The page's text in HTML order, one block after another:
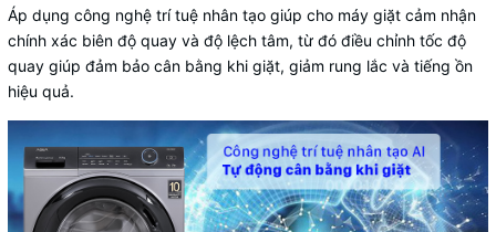
Áp dụng công nghệ trí tuệ nhân tạo giúp cho máy giặt cảm nhận
chính xác biên độ quay và độ lệch tâm, từ đó điều chỉnh tốc độ
quay giúp đảm bảo cân bằng khi giặt, giảm rung lắc và tiếng ồn
hiệu quả.